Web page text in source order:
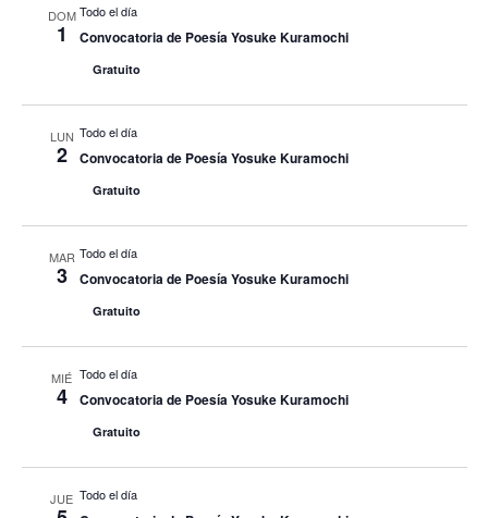
DOM
1
Todo el día
Convocatoria de Poesía Yosuke Kuramochi
Gratuito
LUN
2
Todo el día
Convocatoria de Poesía Yosuke Kuramochi
Gratuito
MAR
3
Todo el día
Convocatoria de Poesía Yosuke Kuramochi
Gratuito
MIÉ
4
Todo el día
Convocatoria de Poesía Yosuke Kuramochi
Gratuito
JUE Todo el día